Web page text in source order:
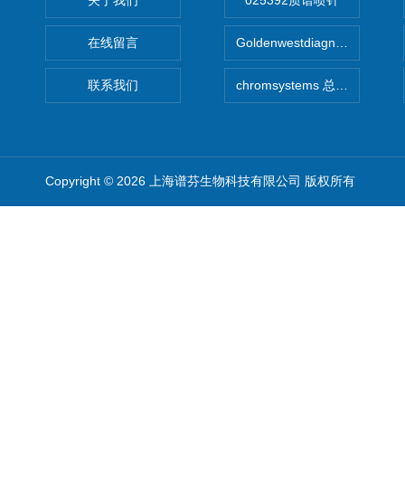
在线留言
联系我们
Goldenwestdiagnostics总代
chromsystems 总代理
Copyright © 2026 上海谱芬生物科技有限公司 版权所有